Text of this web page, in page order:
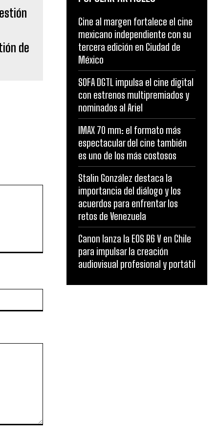
de
Cine al margen fortalece el cine
mexicano independiente con su
tercera edición en Ciudad de
México
SOFA DGTL impulsa el cine digital
con estrenos multipremiados y
nominados al Ariel
IMAX 70 mm: el formato más
espectacular del cine también
es uno de los más costosos
Stalin González destaca la
importancia del diálogo y los
acuerdos para enfrentar los
retos de Venezuela
Canon lanza la EOS R6 V en Chile
para impulsar la creación
audiovisual profesional y portátil